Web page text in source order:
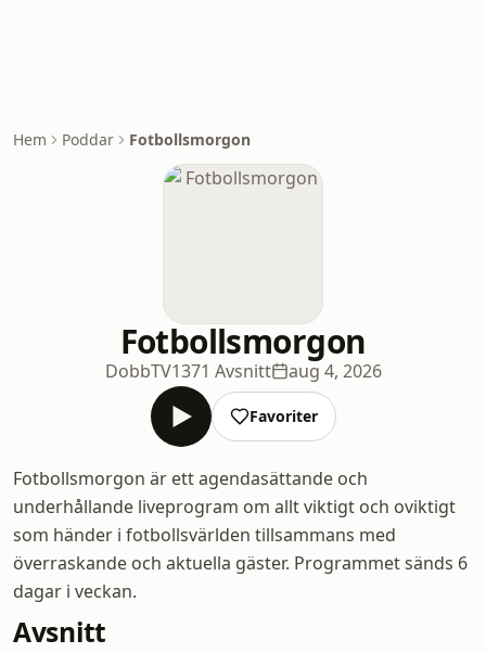
Hem Poddar Fotbollsmorgon
Fotbollsmorgon
DobbTV1371 Avsnitt aug 4, 2026
Favoriter
Fotbollsmorgon är ett agendasättande och
underhållande liveprogram om allt viktigt och oviktigt
som händer i fotbollsvärlden tillsammans med
överraskande och aktuella gäster. Programmet sänds 6
dagar i veckan.
Avsnitt